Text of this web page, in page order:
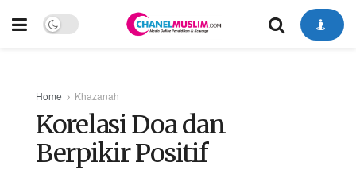
Home Khazanah
Korelasi Doa dan
Berpikir Positif